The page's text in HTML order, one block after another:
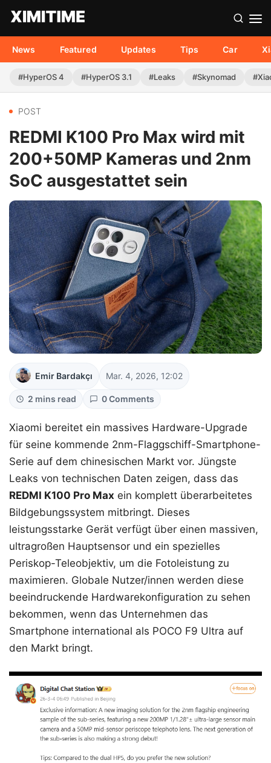
News Featured Updates Tips Car
#HyperOS 4 #HyperOS 3.1 #Leaks #Skynomad
POST
REDMI K100 Pro Max wird mit
200+50MP Kameras und 2nm
SoC ausgestattet sein
Emir Bardakçı Mar. 4, 2026, 12:02
2 mins read 0 Comments
Xiaomi bereitet ein massives Hardware-Upgrade
für seine kommende 2nm-Flaggschiff-Smartphone-
Serie auf dem chinesischen Markt vor. Jüngste
Leaks von technischen Daten zeigen, dass das
REDMI K100 Pro Max ein komplett überarbeitetes
Bildgebungssystem mitbringt. Dieses
leistungsstarke Gerät verfügt über einen massiven,
ultragroßen Hauptsensor und ein spezielles
Periskop-Teleobjektiv, um die Fotoleistung zu
maximieren. Globale Nutzer/innen werden diese
beeindruckende Hardwarekonfiguration zu sehen
bekommen, wenn das Unternehmen das
Smartphone international als POCO F9 Ultra auf
den Markt bringt.